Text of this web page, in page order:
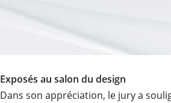
Exposés au salon du design
Dans son appréciation, le jury a